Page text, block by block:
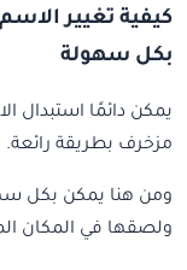
كيفية تغيير
بكل سهولة
يمكن دائمًا استبدال
مزخرف بطريقة رائعة.
ومن هنا يمكن بكل
ولصقها في المكان